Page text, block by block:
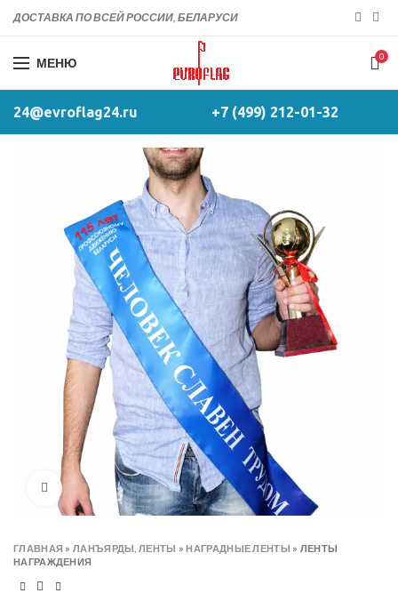
ДОСТАВКА ПО ВСЕЙ РОССИИ, БЕЛАРУСИ
МЕНЮ 0
24@evroflag24.ru +7 (499) 212-01-32
Click to enlarge
ГЛАВНАЯ »ЛАНЪЯРДЫ, ЛЕНТЫ »НАГРАДНЫЕ ЛЕНТЫ » ЛЕНТЫ
НАГРАЖДЕНИЯ